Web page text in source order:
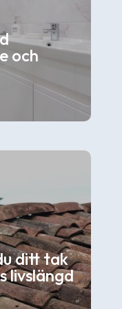
och
ditt tak
livslängd